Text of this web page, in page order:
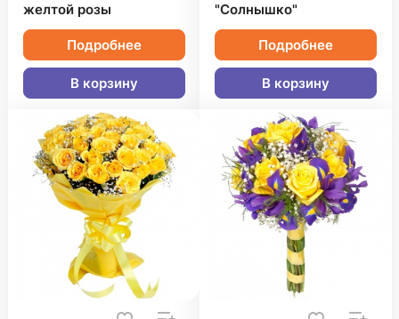
желтой розы
Подробнее
В корзину
"Солнышко"
Подробнее
В корзину